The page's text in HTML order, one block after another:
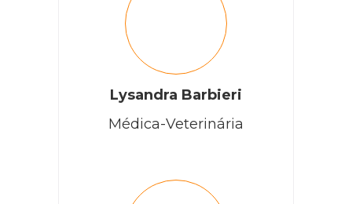
Lysandra Barbieri
Médica-Veterinária